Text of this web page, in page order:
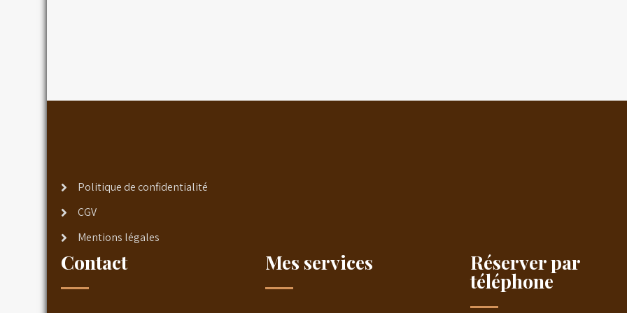
Politique de confidentialité
CGV
Mentions légales
Contact Mes services Réserver par
téléphone